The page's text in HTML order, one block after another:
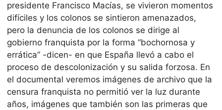
presidente Francisco Macías, se vivieron momentos
difíciles y los colonos se sintieron amenazados,
pero la denuncia de los colonos se dirige al
gobierno franquista por la forma “bochornosa y
errática” -dicen- en que España llevó a cabo el
proceso de descolonización y su salida forzosa. En
el documental veremos imágenes de archivo que la
censura franquista no permitió ver la luz durante
años, imágenes que también son las primeras que